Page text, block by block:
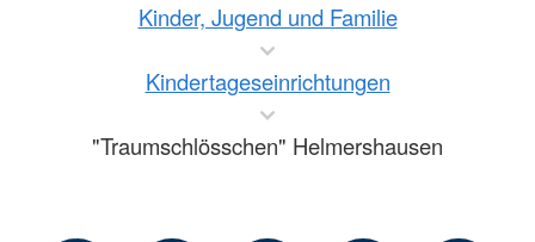
Kinder, Jugend und Familie
Kindertageseinrichtungen
"Traumschlösschen" Helmershausen